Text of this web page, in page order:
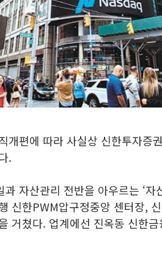
개편에 따라 사실상 신한투자증
.
자산관리 전반을 아우르는 ‘자
신한PWM압구정중앙 센터장,
거쳤다. 업계에선 진옥동 신한